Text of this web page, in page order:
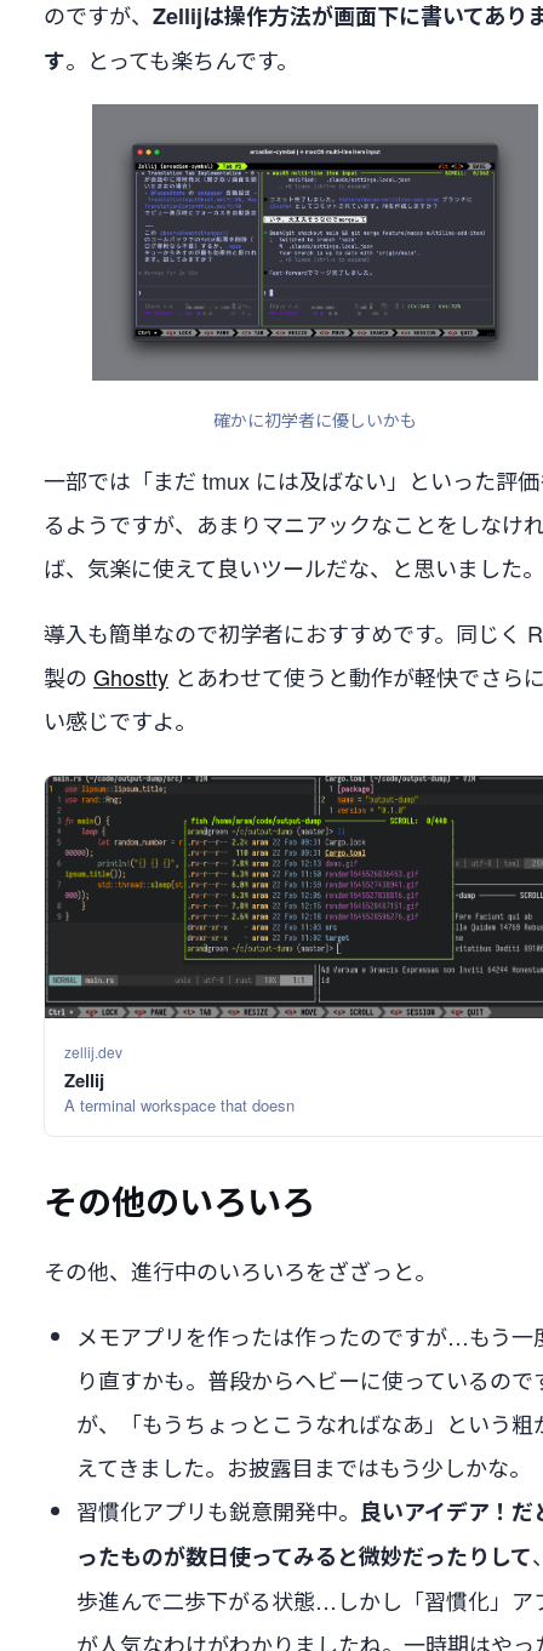
のですが、 Zellijは操作方法が画面下に書いてあり
す。とっても楽ちんです。
確かに初学者に優しいかも
一部では「まだ tmux には及ばない」といった評
るようですが、あまりマニアックなことをしなけ
ば、気楽に使えて良いツールだな、と思いました。
導入も簡単なので初学者におすすめです。同じく
製の Ghostty とあわせて使うと動作が軽快でさら
い感じですよ。
zellij.dev
Zellij
A terminal workspace that doesn
その他のいろいろ
その他、進行中のいろいろをざざっと。
メモアプリを作ったは作ったのですが…もう一
り直すかも。普段からヘビーに使っているので
が、「もうちょっとこうなればなあ」という粗
えてきました。お披露目まではもう少しかな。
習慣化アプリも鋭意開発中。 良いアイデア！だ
ったものが数日使ってみると微妙だったりして
歩進んで二歩下がる状態…しかし「習慣化」ア
が人気なわけがわかりましたね。一時期はやっ